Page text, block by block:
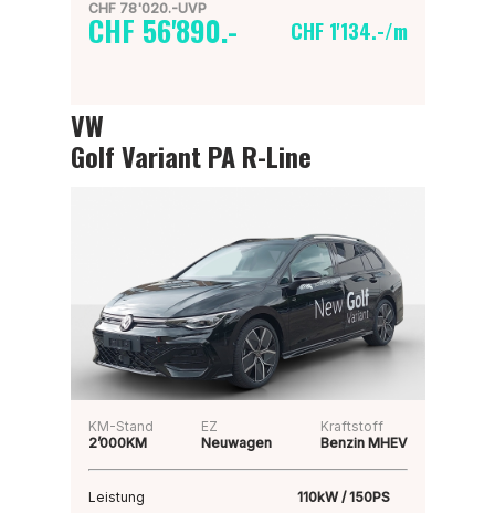
CHF 78'020.-UVP
CHF 56'890.- CHF 1'134.-/m
VW
Golf Variant PA R-Line
KM-Stand
2’000KM
EZ
Neuwagen
Kraftstoff
Benzin MHEV
Leistung 110kW / 150PS